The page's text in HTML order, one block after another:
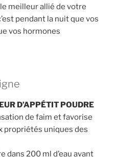
meilleur allié de votre
pendant la nuit que vos
vos hormones
D’APPÉTIT POUDRE
de faim et favorise
propriétés uniques des
dans 200 ml d’eau avant